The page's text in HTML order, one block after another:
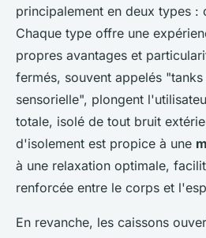
principalement en deux types :
Chaque type offre une
propres avantages et
fermés, souvent appelés
sensorielle", plongent
totale, isolé de tout bruit
d'isolement est propice à une
à une relaxation optimale,
renforcée entre le corps et
En revanche, les caissons